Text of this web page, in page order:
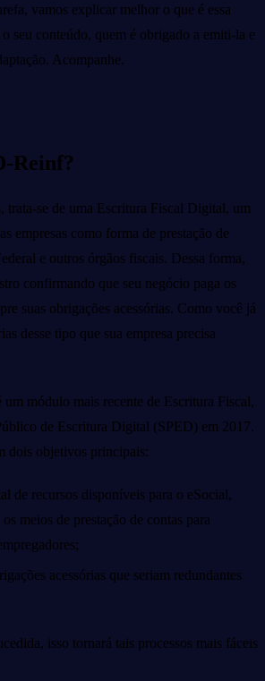
vamos explicar melhor o que é essa
seu conteúdo, quem é obrigado a emiti-la e
Acompanhe.
Reinf?
trata-se de uma Escritura Fiscal Digital, um
empresas como forma de prestação de
e outros órgãos fiscais. Dessa forma,
confirmando que seu negócio paga os
suas obrigações acessórias. Como você já
desse tipo que sua empresa precisa
módulo mais recente de Escritura Fiscal,
de Escritura Digital (SPED) em 2017.
dois objetivos principais:
de recursos disponíveis para o eSocial,
meios de prestação de contas para
acessórias que seriam redundantes
isso tornará tais processos mais fáceis